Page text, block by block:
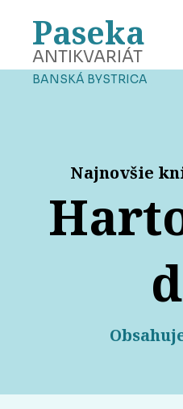
Paseka
ANTIKVARIÁT
BANSKÁ BYSTRICA
Najnovšie